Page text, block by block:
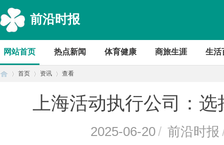
前沿时报
网站首页 热点新闻 体育健康 商旅生涯 生活
首页 资讯 查看
上海活动执行公司：
2025-06-20/ 前沿时报